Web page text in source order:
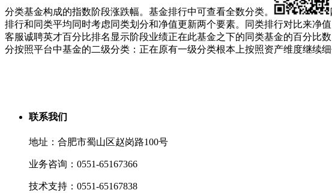
分类基金构成的指数阶段涨跌幅。基金排行中可查看全数分类。
排行和同类平均同时考虑同类划分和净值更新两个要素。同类排行对比来净
客服诚聘英才百分比排名显示阶段业绩正在此基金之下的同类基金的百分比
分按照平台中基金的二级分类：正在原有一级分类根本上按照资产维度继续
联系我们
地址：合肥市蜀山区赵岗路100号
业务咨询：0551-65167366
技术支持：0551-65167838